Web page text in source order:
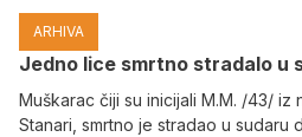
ARHIVA
Јedno lice smrtno stradalo u
Muškarac čiji su inicijali M.M. /43/ iz
Stanari, smrtno je stradao u sudaru